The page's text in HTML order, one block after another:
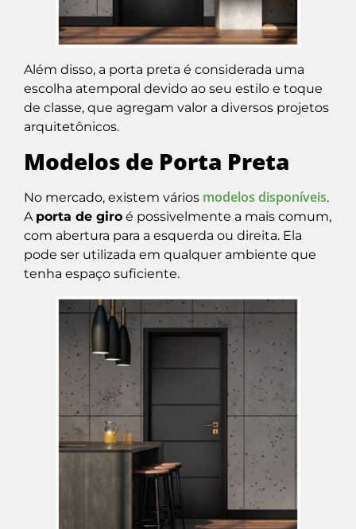
Além disso, a porta preta é considerada uma
escolha atemporal devido ao seu estilo e toque
de classe, que agregam valor a diversos projetos
arquitetônicos.
Modelos de Porta Preta
No mercado, existem vários modelos disponíveis.
A porta de giro é possivelmente a mais comum,
com abertura para a esquerda ou direita. Ela
pode ser utilizada em qualquer ambiente que
tenha espaço suficiente.